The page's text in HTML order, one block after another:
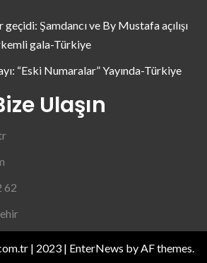
geçidi: Şamdancı ve By Mustafa açılışı
gala-Türkiye
“Eski Numaralar” Yayında-Türkiye
Ulaşın
62
| 2023 | EnterNews by AF themes.